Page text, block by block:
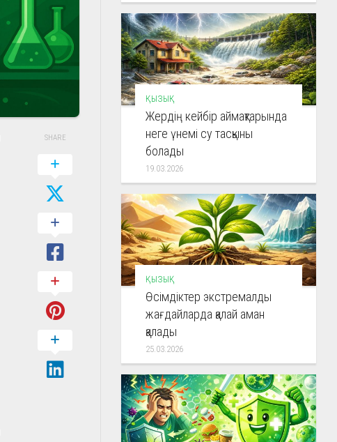
SHARE
ҚЫЗЫҚ
Жердің кейбір аймақтарында
неге үнемі су тасқыны
болады
19.03.2026
ҚЫЗЫҚ
Өсімдіктер экстремалды
жағдайларда қалай аман
қалады
25.03.2026